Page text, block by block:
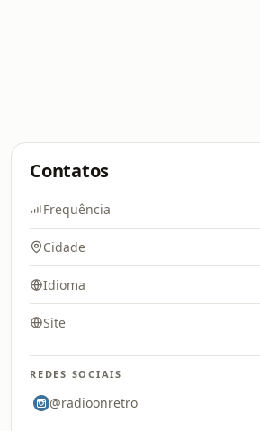
Contatos
Frequência
Cidade
Idioma
Site
REDES SOCIAIS
@radioonretro